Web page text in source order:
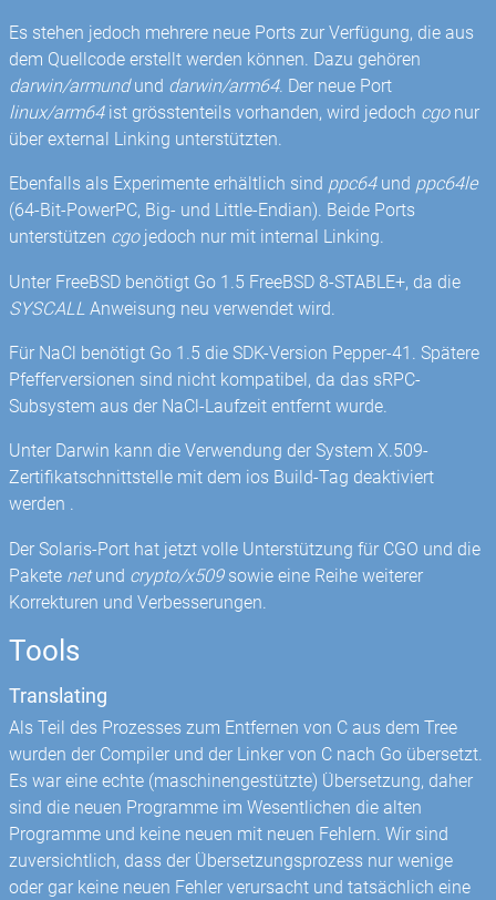
Es stehen jedoch mehrere neue Ports zur Verfügung, die aus
dem Quellcode erstellt werden können. Dazu gehören
darwin/armundund darwin/arm64. Der neue Port
linux/arm64ist grösstenteils vorhanden, wird jedoch cgonur
über external Linking unterstützten.
Ebenfalls als Experimente erhältlich sind ppc64und ppc64le
(64-Bit-PowerPC, Big- und Little-Endian). Beide Ports
unterstützen cgojedoch nur mit internal Linking.
Unter FreeBSD benötigt Go 1.5 FreeBSD 8-STABLE+, da die
SYSCALL Anweisung neu verwendet wird.
Für NaCl benötigt Go 1.5 die SDK-Version Pepper-41. Spätere
Pfefferversionen sind nicht kompatibel, da das sRPC-
Subsystem aus der NaCl-Laufzeit entfernt wurde.
Unter Darwin kann die Verwendung der System X.509-
Zertifikatschnittstelle mit dem ios Build-Tag deaktiviert
werden .
Der Solaris-Port hat jetzt volle Unterstützung für CGO und die
Pakete netund crypto/x509sowie eine Reihe weiterer
Korrekturen und Verbesserungen.
Tools
Translating
Als Teil des Prozesses zum Entfernen von C aus dem Tree
wurden der Compiler und der Linker von C nach Go übersetzt.
Es war eine echte (maschinengestützte) Übersetzung, daher
sind die neuen Programme im Wesentlichen die alten
Programme und keine neuen mit neuen Fehlern. Wir sind
zuversichtlich, dass der Übersetzungsprozess nur wenige
oder gar keine neuen Fehler verursacht und tatsächlich eine